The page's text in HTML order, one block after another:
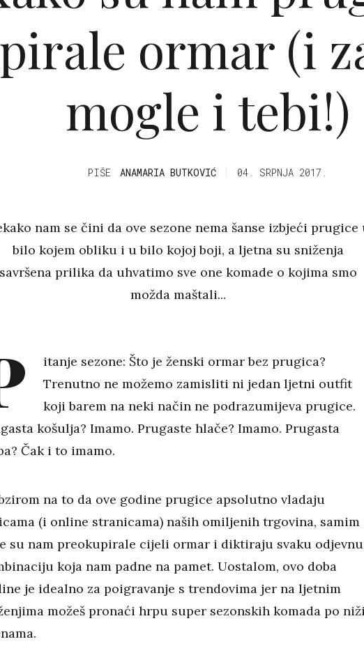
ormar (i
mogle i tebi!)
PIŠE ANAMARIA BUTKOVIĆ 04. SRPNJA 2017.
nam se čini da ove sezone nema šanse izbjeći prugice
bilo kojem obliku i u bilo kojoj boji, a ljetna su sniženja
savršena prilika da uhvatimo sve one komade o kojima smo
možda maštali...
itanje sezone: Što je ženski ormar bez prugica?
Trenutno ne možemo zamisliti ni jedan ljetni outfit
koji barem na neki način ne podrazumijeva prugice.
košulja? Imamo. Prugaste hlače? Imamo. Prugasta
Čak i to imamo.
na to da ove godine prugice apsolutno vladaju
(i online stranicama) naših omiljenih trgovina, samim
su nam preokupirale cijeli ormar i diktiraju svaku odjevnu
koja nam padne na pamet. Uostalom, ovo doba
je idealno za poigravanje s trendovima jer na ljetnim
možeš pronaći hrpu super sezonskih komada po